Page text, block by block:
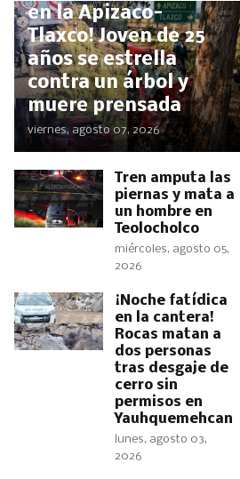
en la Apizaco-
Tlaxco! Joven de 25
años se estrella
contra un árbol y
muere prensada
viernes, agosto 07, 2026
Tren amputa las
piernas y mata a
un hombre en
Teolocholco
miércoles, agosto 05,
2026
​¡Noche fatídica
en la cantera!
Rocas matan a
dos personas
tras desgaje de
cerro sin
permisos en
Yauhquemehcan
lunes, agosto 03,
2026